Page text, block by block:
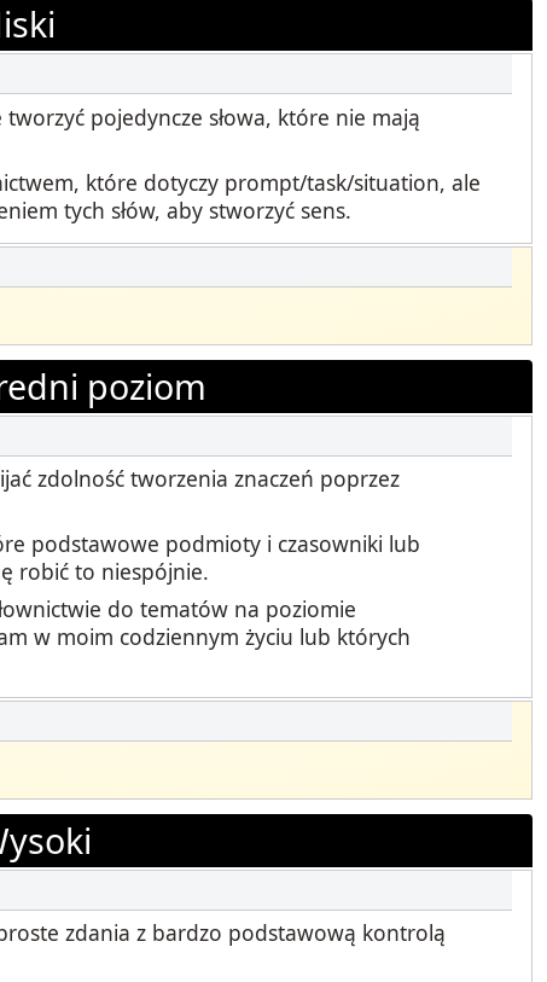
STAMP dla ASL
STAMP dla hebrajskiego
Wydarzenia
pojedyncze słowa, które nie mają
które dotyczy prompt/task/situation, ale
tych słów, aby stworzyć sens.
poziom
zdolność tworzenia znaczeń poprzez
podstawowe podmioty i czasowniki lub
robić to niespójnie.
do tematów na poziomie
w moim codziennym życiu lub których
zdania z bardzo podstawową kontrolą